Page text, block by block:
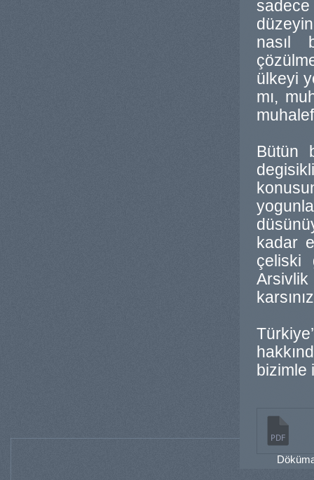
nasıl
ülkeyi
mı,
Bütün
kadar
çeliski
bizimle